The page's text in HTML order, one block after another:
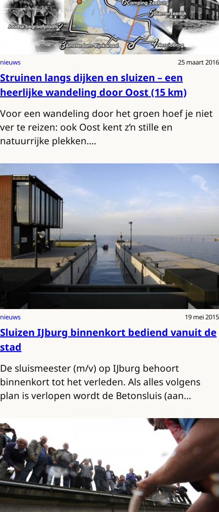
nieuws 25 maart 2016
Struinen langs dijken en sluizen – een
heerlijke wandeling door Oost (15 km)
Voor een wandeling door het groen hoef je niet
ver te reizen: ook Oost kent z’n stille en
natuurrijke plekken.…
nieuws 19 mei 2015
Sluizen IJburg binnenkort bediend vanuit de
stad
De sluismeester (m/v) op IJburg behoort
binnenkort tot het verleden. Als alles volgens
plan is verlopen wordt de Betonsluis (aan…